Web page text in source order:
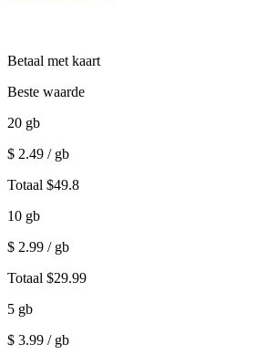
Betaal met kaart
Beste waarde
20 gb
$ 2.49 / gb
Totaal $49.8
10 gb
$ 2.99 / gb
Totaal $29.99
5 gb
$ 3.99 / gb